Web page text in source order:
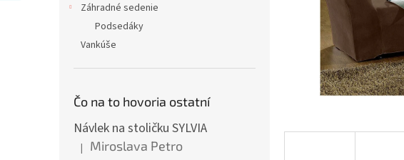
Záhradné sedenie
Podsedáky
Vankúše
Čo na to hovoria ostatní
Návlek na stoličku SYLVIA
Hodnotenie produktu je 5 z 5 hviezdičiek.
| Miroslava Petro